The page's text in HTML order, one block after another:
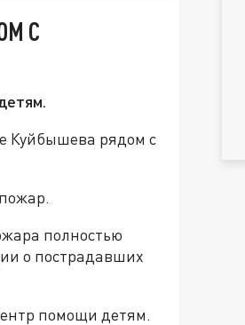
С
Куйбышева рядом с
полностью
о пострадавших
помощи детям.